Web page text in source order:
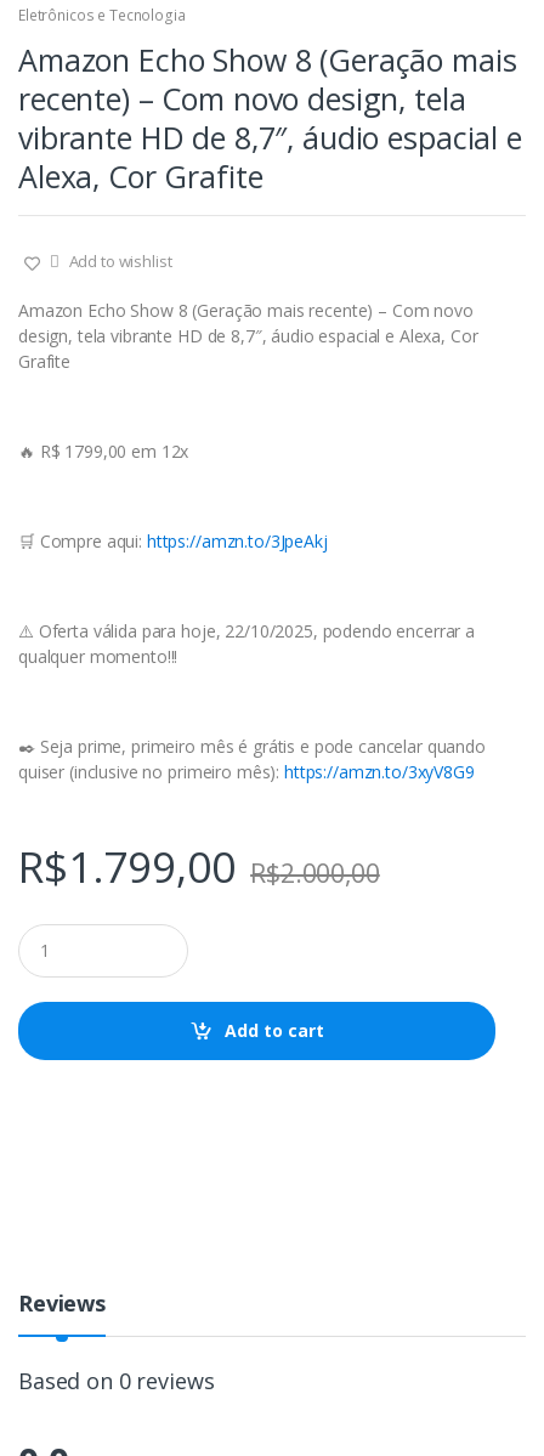
Eletrônicos e Tecnologia
Amazon Echo Show 8 (Geração mais
recente) – Com novo design, tela
vibrante HD de 8,7″, áudio espacial e
Alexa, Cor Grafite
Add to wishlist
Amazon Echo Show 8 (Geração mais recente) – Com novo
design, tela vibrante HD de 8,7″, áudio espacial e Alexa, Cor
Grafite
🔥 R$ 1799,00 em 12x
🛒 Compre aqui: https://amzn.to/3JpeAkj
⚠️ Oferta válida para hoje, 22/10/2025, podendo encerrar a
qualquer momento!!!
✒️ Seja prime, primeiro mês é grátis e pode cancelar quando
quiser (inclusive no primeiro mês): https://amzn.to/3xyV8G9
R$1.799,00 R$2.000,00
Q
u
a
t
i
Add to cart
Reviews
Based on 0 reviews